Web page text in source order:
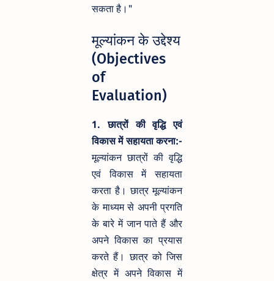
सकता है।"
मूल्यांकन के उद्देश्य
(Objectives
of
Evaluation)
1. छात्रों की वृद्धि एवं
विकास में सहायता करना:-
मूल्यांकन छात्रों की वृद्धि
एवं विकास में सहायता
करता है। छात्र मूल्यांकन
के माध्यम से अपनी प्रगति
के बारे में जान पाते हैं और
अपने विकास का प्रयास
करते हैं। छात्र को जिस
क्षेत्र में अपने विकास में